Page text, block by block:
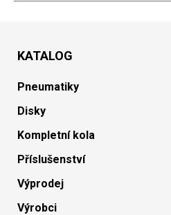
KATALOG
Pneumatiky
Disky
Kompletní kola
Příslušenství
Výprodej
Výrobci